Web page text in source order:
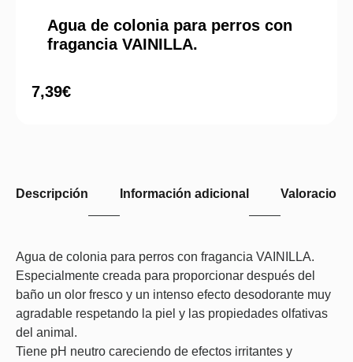
Agua de colonia para perros con
fragancia VAINILLA.
7,39€
Descripción Información adicional
Agua de colonia para perros con fragancia VAINILLA.
Especialmente creada para proporcionar después del
baño un olor fresco y un intenso efecto desodorante muy
agradable respetando la piel y las propiedades olfativas
del animal.
Tiene pH neutro careciendo de efectos irritantes y